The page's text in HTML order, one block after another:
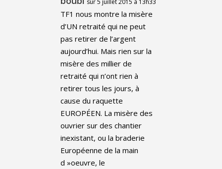
TF1 nous montre la misère
d’UN retraité qui ne peut
pas retirer de l’argent
aujourd’hui. Mais rien sur la
misère des millier de
retraité qui n’ont rien à
retirer tous les jours, à
cause du raquette
EUROPÉEN. La misère des
ouvrier sur des chantier
inexistant, ou la braderie
Européenne de la main
d »oeuvre, le